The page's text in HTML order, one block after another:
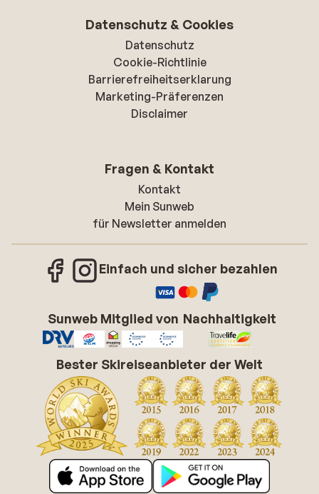
Datenschutz & Cookies
Datenschutz
Cookie-Richtlinie
Barrierefreiheitserklarung
Marketing-Präferenzen
Disclaimer
Fragen & Kontakt
Kontakt
Mein Sunweb
für Newsletter anmelden
Einfach und sicher bezahlen
Sunweb Mitglied von Nachhaltigkeit
Bester Skireiseanbieter der Welt